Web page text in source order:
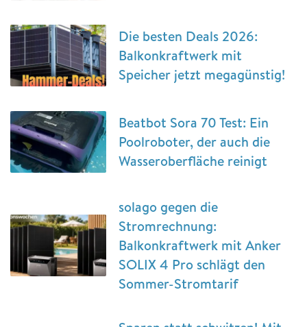
Die besten Deals 2026:
Balkonkraftwerk mit
Speicher jetzt megagünstig!
Beatbot Sora 70 Test: Ein
Poolroboter, der auch die
Wasseroberfläche reinigt
solago gegen die
Stromrechnung:
Balkonkraftwerk mit Anker
SOLIX 4 Pro schlägt den
Sommer-Stromtarif